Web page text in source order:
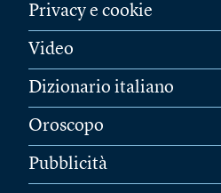
Privacy e cookie
Video
Dizionario italiano
Oroscopo
Pubblicità